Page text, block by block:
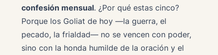
confesión mensual. ¿Por qué estas cinco?
Porque los Goliat de hoy —la guerra, el
pecado, la frialdad— no se vencen con poder,
sino con la honda humilde de la oración y el